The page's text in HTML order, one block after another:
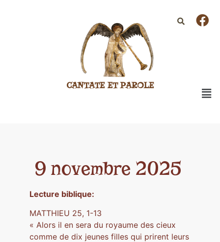
CANTATE ET PAROLE
9 novembre 2025
Lecture biblique:
MATTHIEU 25, 1-13
« Alors il en sera du royaume des cieux
comme de dix jeunes filles qui prirent leurs